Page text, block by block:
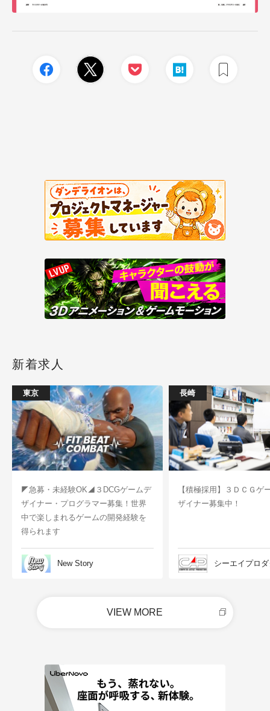
新着求人
東京
◤急募・未経験OK◢３DCGゲームデ
ザイナー・プログラマー募集！世界
中で楽しまれるゲームの開発経験を
得られます
New Story
長崎
【積極採用】３ＤＣＧゲ
ザイナー募集中！
シーエイプロ
VIEW MORE